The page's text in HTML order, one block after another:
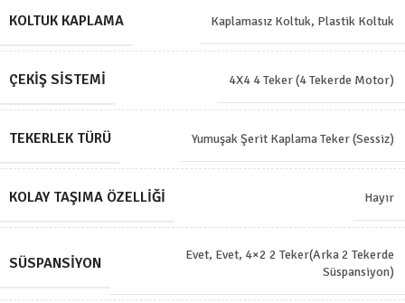
KOLTUK KAPLAMA Kaplamasız Koltuk, Plastik Koltuk
ÇEKIŞ SISTEMI 4X4 4 Teker (4 Tekerde Motor)
TEKERLEK TÜRÜ Yumuşak Şerit Kaplama Teker (Sessiz)
KOLAY TAŞIMA ÖZELLIĞI Hayır
SÜSPANSIYON Evet, Evet, 4×2 2 Teker(Arka 2 Tekerde
Süspansiyon)